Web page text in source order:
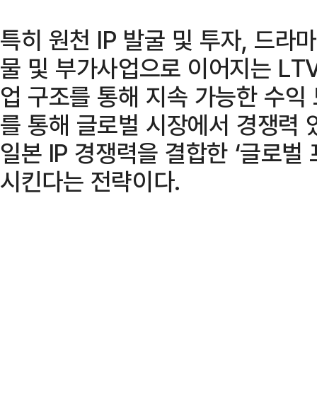
특히 원천 IP 발굴 및 투자, 드라
물 및 부가사업으로 이어지는
업 구조를 통해 지속 가능한 수
를 통해 글로벌 시장에서 경쟁력
일본 IP 경쟁력을 결합한 ‘글로벌
시킨다는 전략이다.